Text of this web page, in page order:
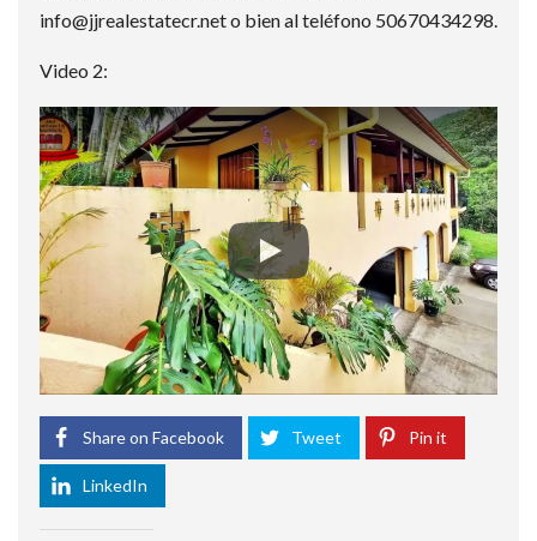
info@jjrealestatecr.net o bien al teléfono 50670434298.
Video 2:
Share on Facebook Tweet Pin it
LinkedIn